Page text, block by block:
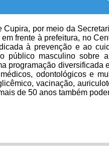
Cupira, por meio da
em frente à prefeitura, no
à prevenção e ao
público masculino sobre
programação diversificada
odontológicos e
vacinação,
de 50 anos também